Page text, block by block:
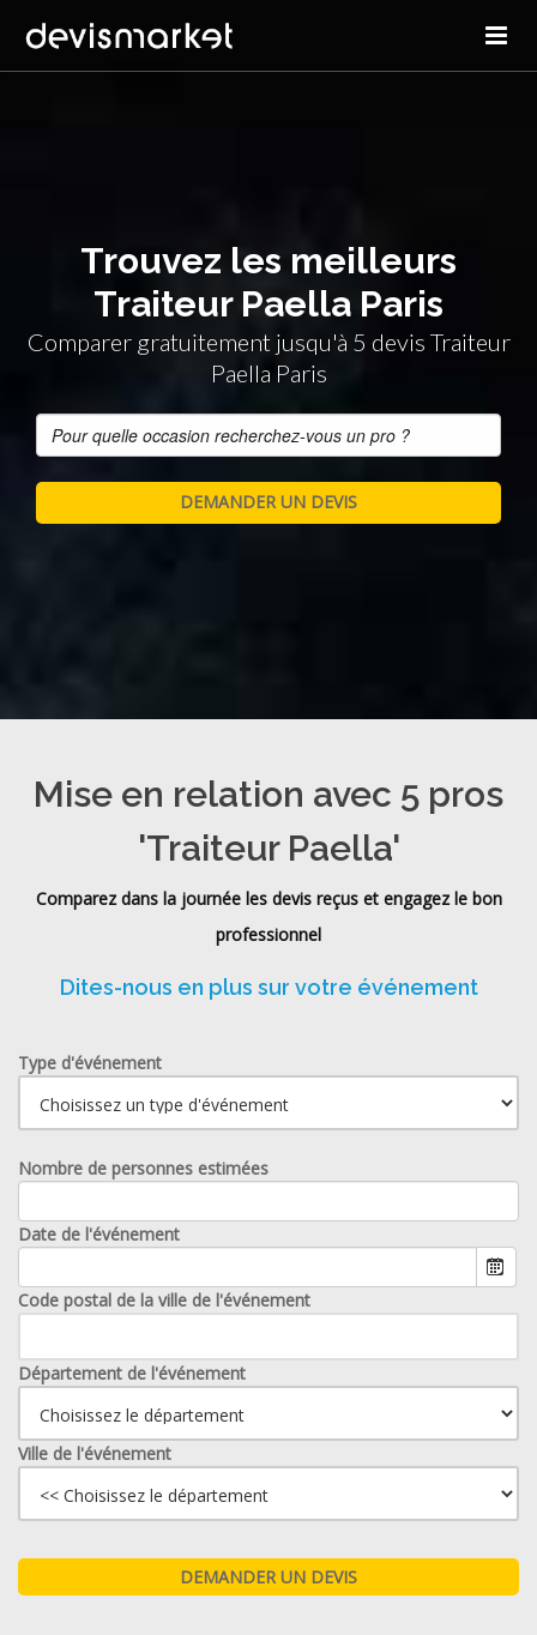
Trouvez les meilleurs
Traiteur Paella Paris
Comparer gratuitement jusqu'à 5 devis Traiteur
Paella Paris
Mise en relation avec 5 pros
'Traiteur Paella'
Comparez dans la journée les devis reçus et engagez le bon
professionnel
Dites-nous en plus sur votre événement
Type d'événement
Nombre de personnes estimées
Date de l'événement
Code postal de la ville de l'événement
Département de l'événement
Ville de l'événement